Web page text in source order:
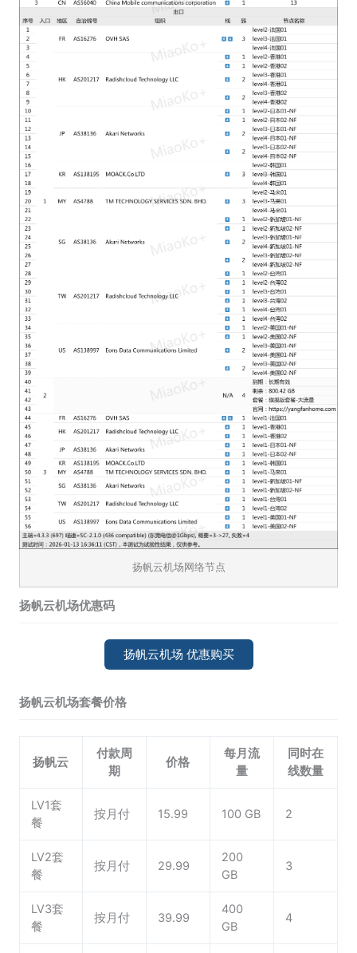
扬帆云机场网络节点
扬帆云机场优惠码
扬帆云机场 优惠购买
扬帆云机场套餐价格
扬帆云
付款周
期
价格
每月流
量
同时在
线数量
LV1套
餐
按月付 15.99 100 GB 2
LV2套
餐
按月付 29.99
200
GB
3
LV3套
餐
按月付 39.99
400
GB
4